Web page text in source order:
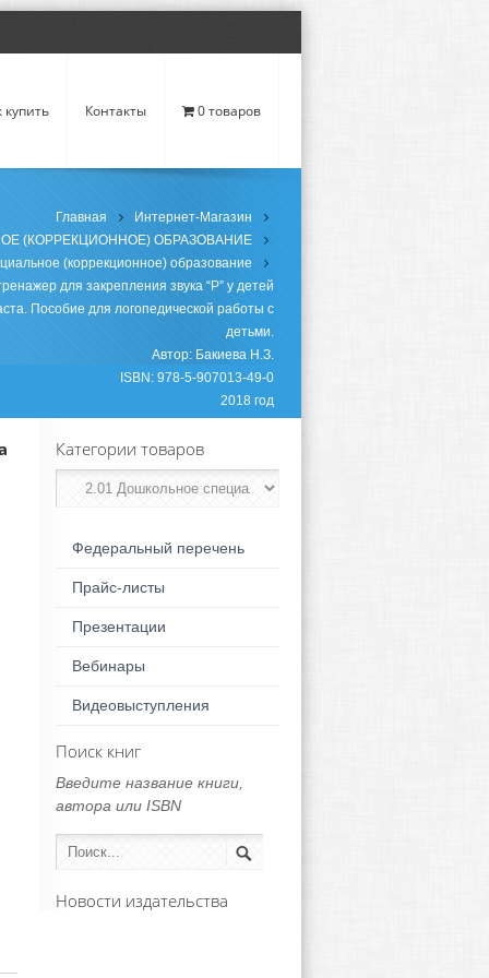
купить Контакты 0 товаров
Главная
Интернет-Магазин
(КОРРЕКЦИОННОЕ) ОБРАЗОВАНИЕ
(коррекционное) образование
для закрепления звука “Р” у детей
Пособие для логопедической работы с
детьми.
Автор: Бакиева Н.З.
ISBN: 978-5-907013-49-0
2018 год
Категории товаров
Федеральный перечень
Прайс-листы
Презентации
Вебинары
Видеовыступления
Поиск книг
Введите название книги,
автора или ISBN
Новости издательства